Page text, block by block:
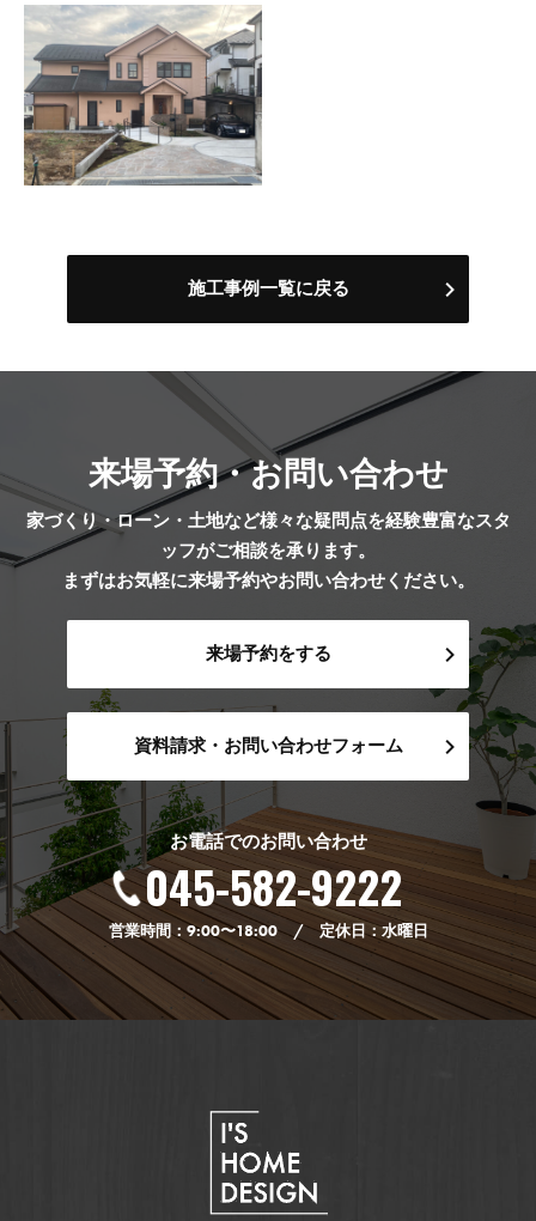
施工事例一覧に戻る
来場予約・お問い合わせ
家づくり・ローン・土地など様々な疑問点を経験豊富なスタ
ッフがご相談を承ります。
まずはお気軽に来場予約やお問い合わせください。
来場予約をする
資料請求・お問い合わせフォーム
お電話でのお問い合わせ
045-582-9222
営業時間：9:00〜18:00 / 定休日：水曜日